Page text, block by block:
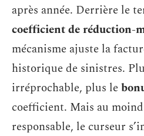
après année. Derrière le
coefficient de réduction-
mécanisme ajuste la
historique de sinistres.
irréprochable, plus le
coefficient. Mais au
responsable, le curseur